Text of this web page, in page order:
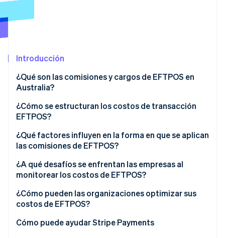
Descubre cómo Stripe construye la infraestructura
Introducción
¿Qué son las comisiones y cargos de EFTPOS en
Australia?
¿Cómo se estructuran los costos de transacción
EFTPOS?
Capas de comisiones de EFTPOS
¿Qué factores influyen en la forma en que se aplican
las comisiones de EFTPOS?
Volumen de transacciones y poder de negociación
Modelo de precios de tu proveedor de pagos
Comportamiento de enrutamiento para tarjetas de
débito de doble red
¿A qué desafíos se enfrentan las empresas al
monitorear los costos de EFTPOS?
¿Cómo pueden las organizaciones optimizar sus
costos de EFTPOS?
Audita tus estados de cuenta
Cómo puede ayudar Stripe Payments